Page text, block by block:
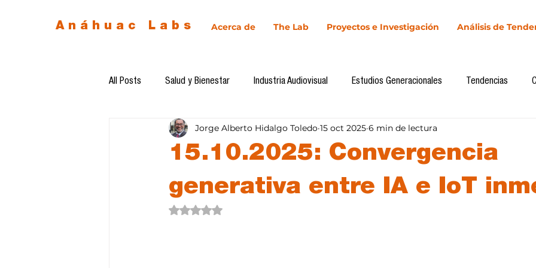
Anáhuac Labs Acerca de The Lab Proyectos e Investigación Análisis de
All Posts Salud y Bienestar Industria Audiovisual Estudios Generacionales Tendencias
Egresados Inteligencia Artificial Cultura Digital Comunicación y Sociedad
Ética de la Comunicación Investigación CICA/Sintaxis
15.10.2025: Convergencia
generativa entre IA e IoT
Jorge Alberto Hidalgo Toledo 15 oct 2025 6 min de lectura
Obtuvo NaN de 5 estrellas.